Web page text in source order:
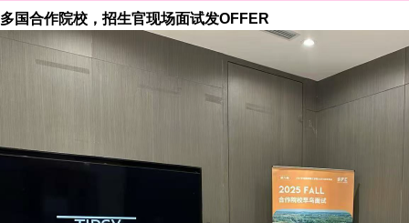
多国合作院校，招生官现场面试发OFFER